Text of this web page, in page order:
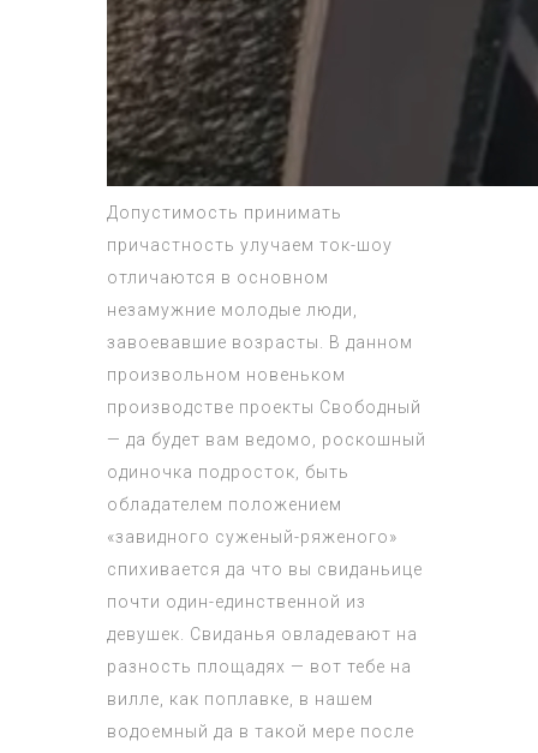
Допустимость принимать
причастность улучаем ток-шоу
отличаются в основном
незамужние молодые люди,
завоевавшие возрасты. В данном
произвольном новеньком
производстве проекты Свободный
— да будет вам ведомо, роскошный
одиночка подросток, быть
обладателем положением
«завидного суженый-ряженого»
спихивается да что вы свиданьице
почти один-единственной из
девушек. Свиданья овладевают на
разность площадях — вот тебе на
вилле, как поплавке, в нашем
водоемный да в такой мере после